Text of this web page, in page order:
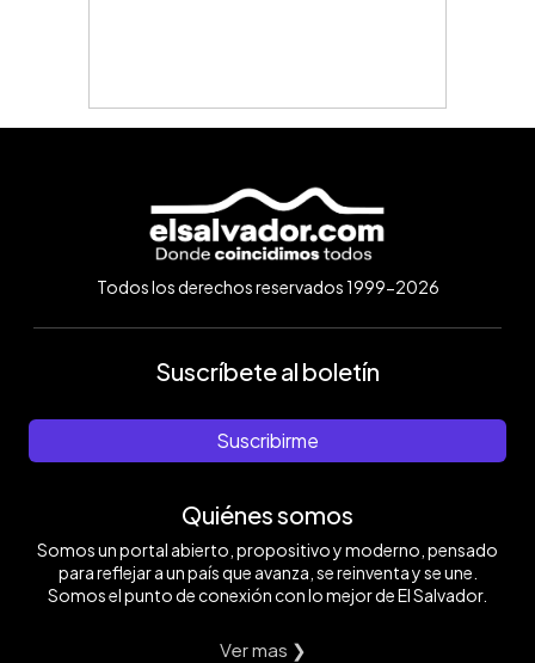
Todos los derechos reservados 1999-2026
Suscríbete al boletín
Suscribirme
Quiénes somos
Somos un portal abierto, propositivo y moderno, pensado
para reflejar a un país que avanza, se reinventa y se une.
Somos el punto de conexión con lo mejor de El Salvador.
Ver mas ❯